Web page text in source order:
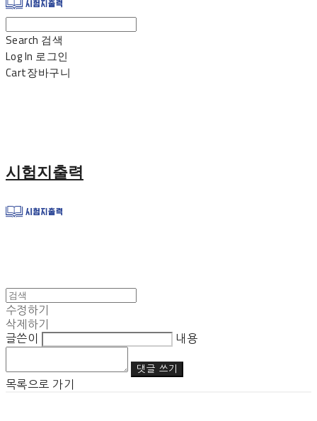
Search 검색
Log In 로그인
Cart장바구니
시험지출력
수정하기
삭제하기
글쓴이
내용
댓글 쓰기
목록으로 가기